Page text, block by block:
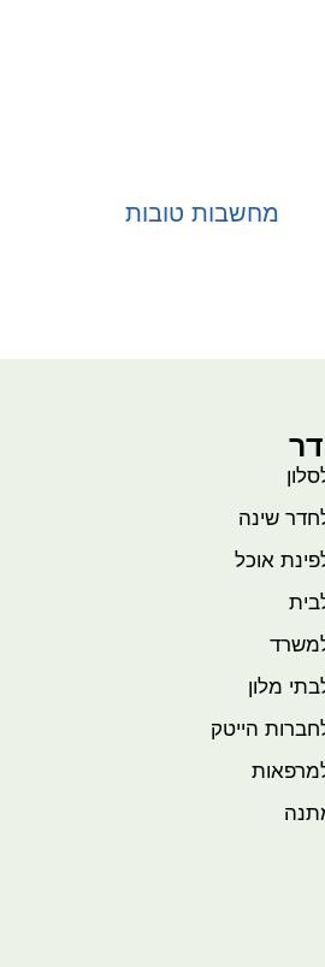
מחשבות טובות
שינה
אוכל
מלון
הייטק